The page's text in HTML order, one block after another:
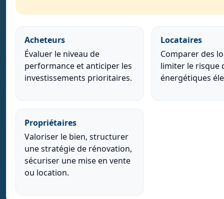
Acheteurs
Évaluer le niveau de
performance et anticiper les
investissements prioritaires.
Locataires
Comparer des
limiter le risque
énergétiques
Propriétaires
Valoriser le bien, structurer
une stratégie de rénovation,
sécuriser une mise en vente
ou location.